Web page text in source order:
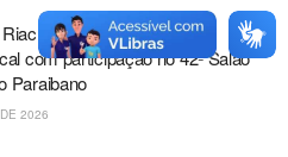
do Poço fortalece o
com participação no 42º Salão
Paraibano
2026